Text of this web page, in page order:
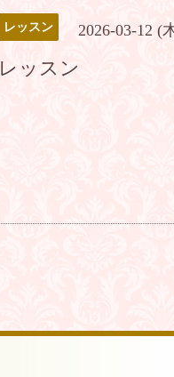
レッスン 2026-03-12 (
レッスン